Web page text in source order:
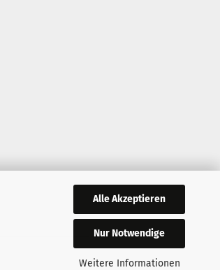
Alle Akzeptieren
Nur Notwendige
Weitere Informationen